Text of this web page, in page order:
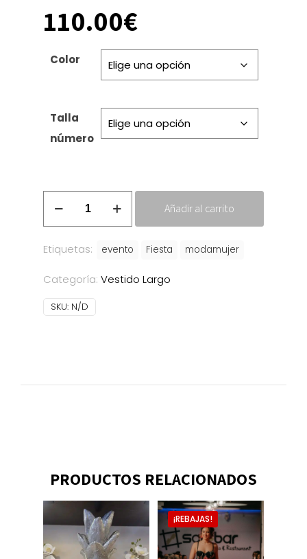
110.00€
Color
Talla
número
Vera
cantidad
Añadir al carrito
Etiquetas: evento Fiesta modamujer
Categoría: Vestido Largo
SKU: N/D
PRODUCTOS RELACIONADOS
¡REBAJAS!